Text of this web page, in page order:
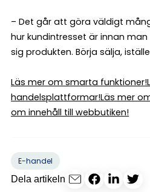
– Det går att göra väldigt
hur kund­intresset är innan
sig produkten. Börja sälja,
Läs mer om smarta funktioner!
handelsplattformar!Läs mer
om innehåll till webbutiken!
E-handel
Dela artikeln